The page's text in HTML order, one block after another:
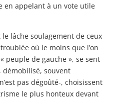
en appelant à un vote utile
le lâche soulagement de ceux
où le moins que l’on
peuple de gauche », se sent
démobilisé, souvent
pas dégoûté-, choisissent
le plus honteux devant